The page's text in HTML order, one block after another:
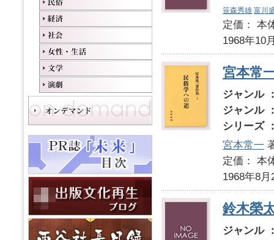
笹森秀雄 富川
定価：
1968年10
宮本常
ジャンル
ジャンル
シリーズ
宮本常一
定価：
1968年8月
鈴木榮
ジャンル